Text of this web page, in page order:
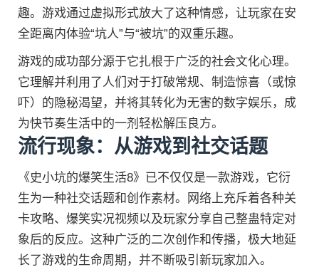
趣。游戏通过虚拟形式放大了这种情感，让玩家在安
全距离内体验“坑人”与“被坑”的双重乐趣。
游戏的成功部分源于它扎根于广泛的社会文化心理。
它理解并利用了人们对于打破常规、制造惊喜（或惊
吓）的隐秘渴望，并将其转化为无害的数字娱乐，成
为快节奏生活中的一剂轻松解压良方。
流行现象：从游戏到社交话题
《史小坑的爆笑生活8》已不仅仅是一款游戏，它衍
生为一种社交话题和创作素材。网络上充斥着各种关
卡攻略、爆笑实况视频以及玩家分享自己整蛊特定对
象后的反应。这种广泛的二次创作和传播，极大地延
长了游戏的生命周期，并不断吸引新玩家加入。